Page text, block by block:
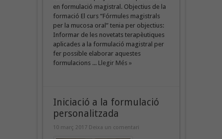
en formulació magistral. Objectius de la
formació El curs “Fórmules magistrals
per la mucosa oral” tenia per objectius:
Informar de les novetats terapèutiques
aplicades a la formulació magistral per
fer possible elaborar aquestes
formulacions ... Llegir Més »
Iniciació a la formulació
personalitzada
10 març 2017 Deixa un comentari